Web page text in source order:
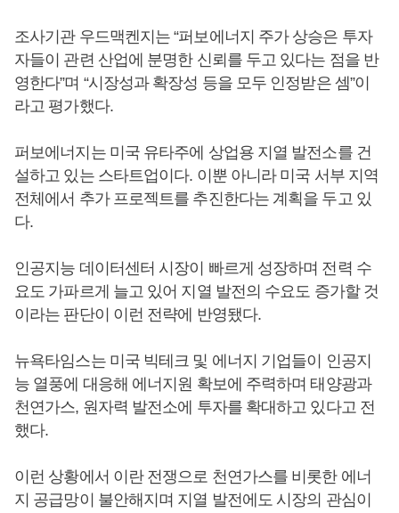
조사기관 우드맥켄지는 “퍼보에너지 주가 상승은 투자
자들이 관련 산업에 분명한 신뢰를 두고 있다는 점을 반
영한다”며 “시장성과 확장성 등을 모두 인정받은 셈”이
라고 평가했다.
퍼보에너지는 미국 유타주에 상업용 지열 발전소를 건
설하고 있는 스타트업이다. 이뿐 아니라 미국 서부 지역
전체에서 추가 프로젝트를 추진한다는 계획을 두고 있
다.
인공지능 데이터센터 시장이 빠르게 성장하며 전력 수
요도 가파르게 늘고 있어 지열 발전의 수요도 증가할 것
이라는 판단이 이런 전략에 반영됐다.
뉴욕타임스는 미국 빅테크 및 에너지 기업들이 인공지
능 열풍에 대응해 에너지원 확보에 주력하며 태양광과
천연가스, 원자력 발전소에 투자를 확대하고 있다고 전
했다.
이런 상황에서 이란 전쟁으로 천연가스를 비롯한 에너
지 공급망이 불안해지며 지열 발전에도 시장의 관심이